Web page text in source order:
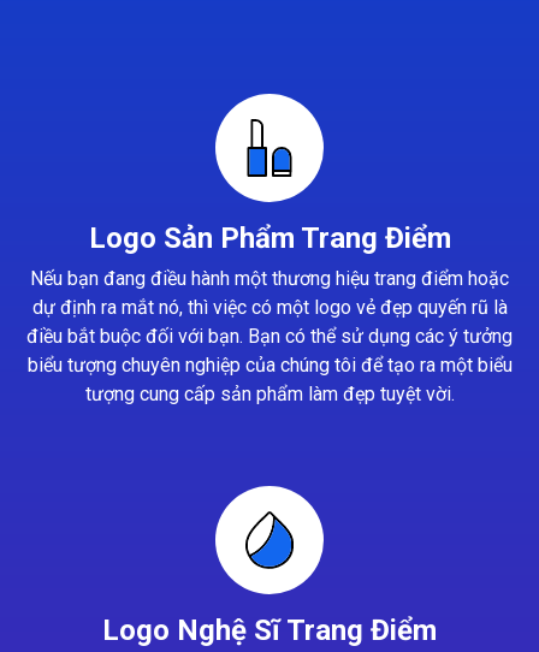
Logo Sản Phẩm Trang Điểm
Nếu bạn đang điều hành một thương hiệu trang điểm hoặc
dự định ra mắt nó, thì việc có một logo vẻ đẹp quyến rũ là
điều bắt buộc đối với bạn. Bạn có thể sử dụng các ý tưởng
biểu tượng chuyên nghiệp của chúng tôi để tạo ra một biểu
tượng cung cấp sản phẩm làm đẹp tuyệt vời.
Logo Nghệ Sĩ Trang Điểm